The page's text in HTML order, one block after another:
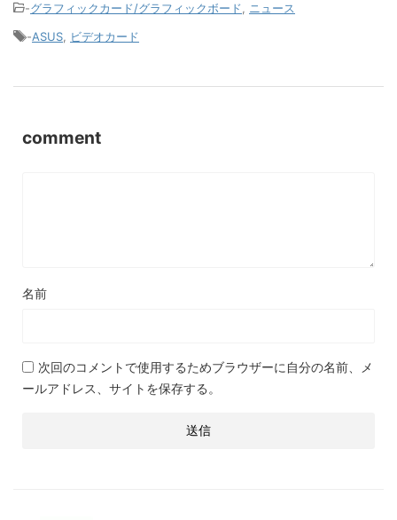
-グラフィックカード/グラフィックボード
ニュース
-ASUS ビデオカード
comment
名前
次回のコメントで使用するためブラウザーに自分の名前、メ
ールアドレス、サイトを保存する。